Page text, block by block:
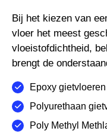
Bij het kiezen van
vloer het meest
vloeistofdichtheid,
brengt de
Epoxy
Polyurethaan
Poly Methyl